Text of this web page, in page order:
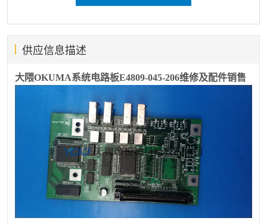
供应信息描述
大隈OKUMA系统电路板E4809-045-206维修及配件销售